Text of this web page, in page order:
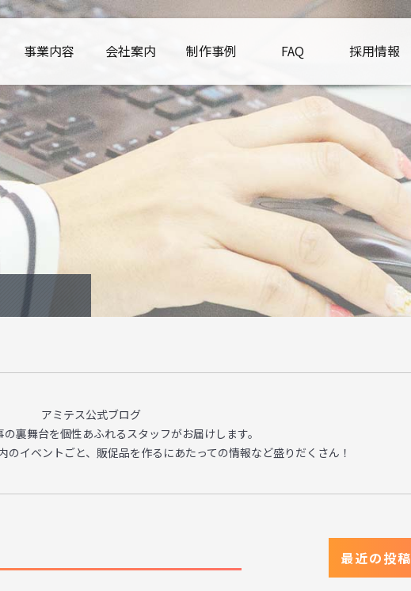
事業内容 会社案内 制作事例 FAQ 採用情報
アミテス公式ブログ
裏舞台を個性あふれるスタッフがお届けします。
のイベントごと、販促品を作るにあたっての情報など盛りだくさん！
最近の投稿